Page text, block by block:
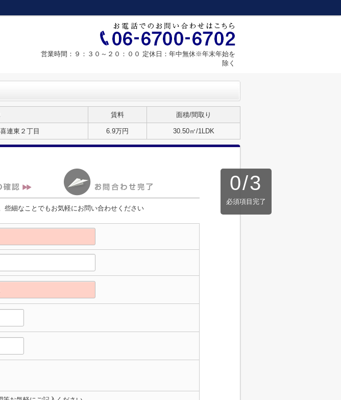
営業時間：９：３０～２０：００ 定休日：年中無休※年末年始を
除く
賃料 面積/間取り
連東２丁目 6.9万円 30.50㎡/1LDK
0/3
必須項目完了
些細なことでもお気軽にお問い合わせください